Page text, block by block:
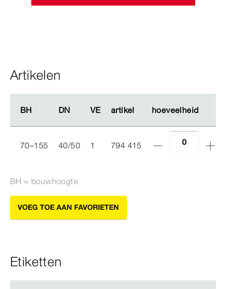
Artikelen
BH DN VE artikel hoeveelheid
BH DN VE artikel hoeveelheid
70–155 40/50 1 794 415
BH = bouwhoogte
VOEG TOE AAN FAVORIETEN
Etiketten